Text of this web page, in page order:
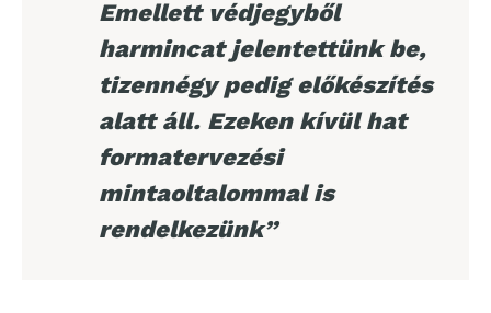
Emellett védjegyből
harmincat jelentettünk be,
tizennégy pedig előkészítés
alatt áll. Ezeken kívül hat
formatervezési
mintaoltalommal is
rendelkezünk”